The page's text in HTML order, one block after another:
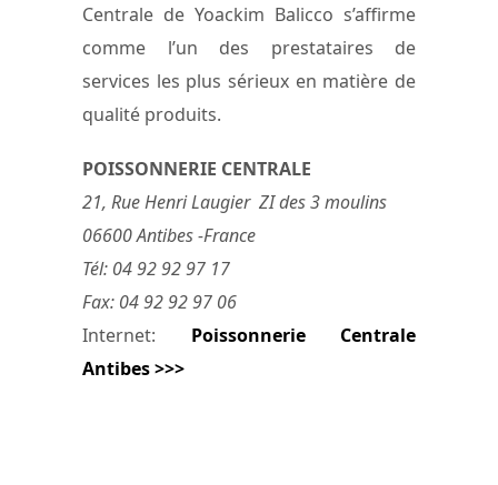
Centrale de Yoackim Balicco s’affirme
comme l’un des prestataires de
services les plus sérieux en matière de
qualité produits.
POISSONNERIE CENTRALE
21, Rue Henri Laugier ZI des 3 moulins
06600 Antibes -France
Tél: 04 92 92 97 17
Fax: 04 92 92 97 06
Internet: Poissonnerie Centrale
Antibes >>>